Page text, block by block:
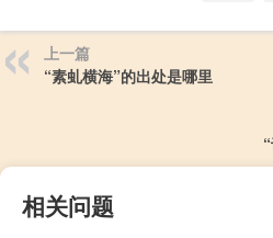
上一篇
“素虬横海”的出处是哪里
相关问题